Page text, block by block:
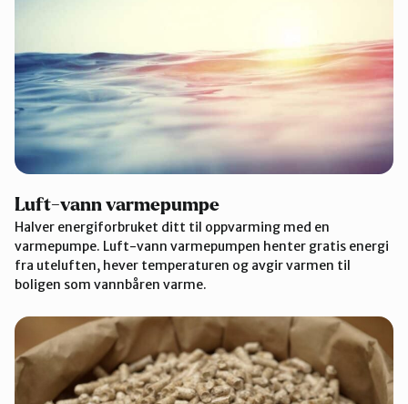
Luft-vann varmepumpe
Halver energiforbruket ditt til oppvarming med en
varmepumpe. Luft-vann varmepumpen henter gratis energi
fra uteluften, hever temperaturen og avgir varmen til
boligen som vannbåren varme.